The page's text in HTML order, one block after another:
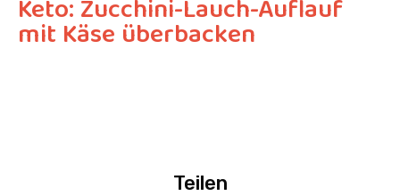
Keto: Zucchini-Lauch-Auflauf
mit Käse überbacken
Teilen